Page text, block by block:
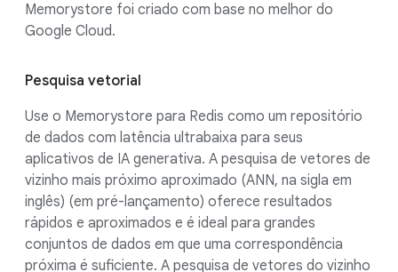
Memorystore foi criado com base no melhor do
Google Cloud.
Pesquisa vetorial
Use o Memorystore para Redis como um repositório
de dados com latência ultrabaixa para seus
aplicativos de IA generativa. A pesquisa de vetores de
vizinho mais próximo aproximado (ANN, na sigla em
inglês) (em pré-lançamento) oferece resultados
rápidos e aproximados e é ideal para grandes
conjuntos de dados em que uma correspondência
próxima é suficiente. A pesquisa de vetores do vizinho